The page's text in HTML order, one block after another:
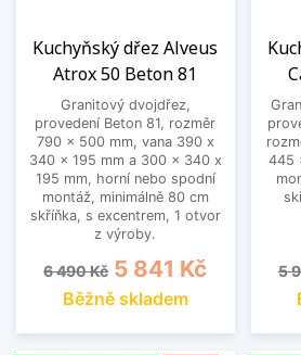
Kuchyňský dřez Alveus
Atrox 50 Beton 81
Granitový dvojdřez,
provedení Beton 81, rozměr
790 x 500 mm, vana 390 x
340 x 195 mm a 300 x 340 x
195 mm, horní nebo spodní
montáž, minimálně 80 cm
skříňka, s excentrem, 1 otvor
z výroby.
Běžná cena
6 490 Kč Cena
5 841 Kč
Běžně skladem
445
5